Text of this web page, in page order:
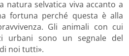
natura selvatica viva accanto a
fortuna perché questa è alla
Gli animali con cui
urbani sono un segnale del
noi tutti».